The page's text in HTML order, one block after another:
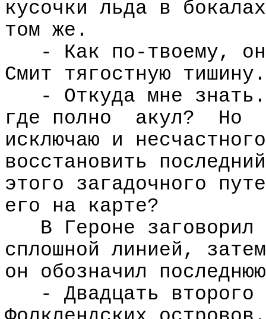
кусочки льда в
том же.
- Как по-твоему,
Смит тягостную тишину.
- Откуда мне
где полно
акул?
Но
исключаю и
восстановить последний
этого загадочного
его на карте?
В Героне
сплошной линией,
он обозначил
- Двадцать второго